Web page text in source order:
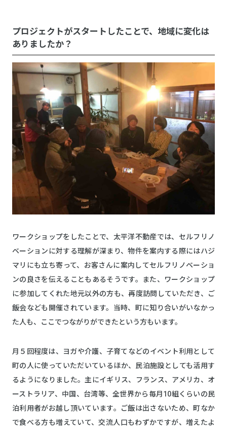
プロジェクトがスタートしたことで、地域に変化は
ありましたか？
ワークショップをしたことで、太平洋不動産では、セルフリノ
ベーションに対する理解が深まり、物件を案内する際にはハジ
マリにも立ち寄って、お客さんに案内してセルフリノベーショ
ンの良さを伝えることもあるそうです。また、ワークショップ
に参加してくれた地元以外の方も、再度訪問していただき、ご
飯会なども開催されています。当時、町に知り合いがいなかっ
た人も、ここでつながりができたという方もいます。
月５回程度は、ヨガや介護、子育てなどのイベント利用として
町の人に使っていただいているほか、民泊施設としても活用す
るようになりました。主にイギリス、フランス、アメリカ、オ
ーストラリア、中国、台湾等、全世界から毎月10組くらいの民
泊利用者がお越し頂いています。ご飯は出さないため、町なか
で食べる方も増えていて、交流人口もわずかですが、増えたよ